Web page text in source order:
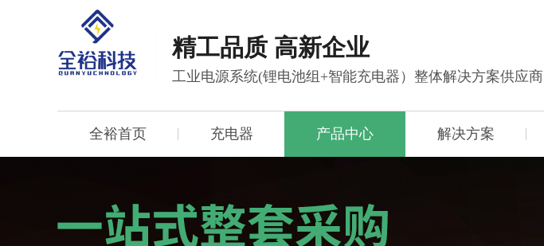
精工品质 高新企业
工业电源系统(锂电池组+智能充电器）整体解决方案供应商
全裕首页 充电器 产品中心 解决方案